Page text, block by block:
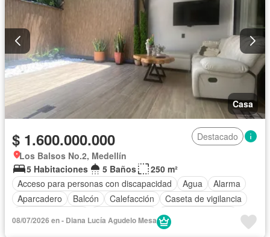
Casa
$ 1.600.000.000
Destacado
Los Balsos No.2, Medellín
5 Habitaciones
5 Baños
250 m²
Acceso para personas con discapacidad
Agua
Alarma
Aparcadero
Balcón Calefacción
Caseta de vigilancia
Cuarto de servicio
Gas natural
08/07/2026 en - Diana Lucía Agudelo Mesa